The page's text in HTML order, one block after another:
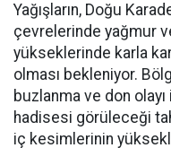
Yağışların, Doğu
çevrelerinde yağmur
yükseklerinde karla
olması bekleniyor.
buzlanma ve don
hadisesi görüleceği
iç kesimlerinin